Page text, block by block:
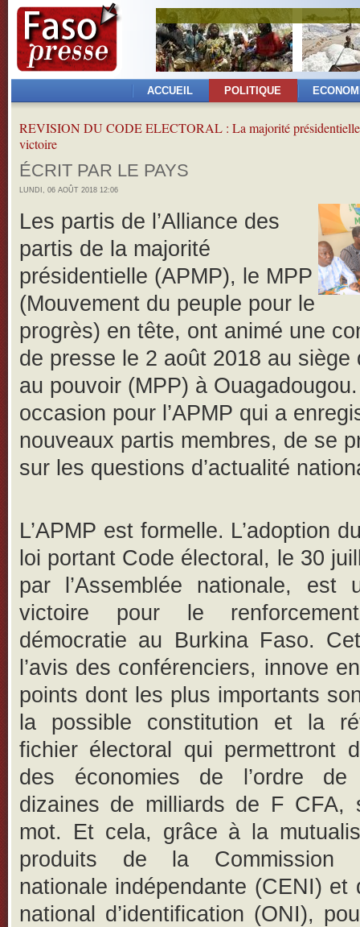
ACCUEIL POLITIQUE
REVISION DU CODE ELECTORAL : La majorité
victoire
ÉCRIT PAR LE PAYS
LUNDI, 06 AOÛT 2018 12:06
Les partis de l’Alliance des
partis de la majorité
présidentielle (APMP), le MPP
(Mouvement du peuple pour le
progrès) en tête, ont animé une
de presse le 2 août 2018 au siège
au pouvoir (MPP) à
occasion pour l’APMP qui a
nouveaux partis membres, de se
sur les questions d’actualité
L’APMP est formelle. L’adoption
loi portant Code électoral, le 30
par l’Assemblée nationale, est
victoire pour le
démocratie au Burkina Faso.
l’avis des conférenciers, innove
points dont les plus importants
la possible constitution et la
fichier électoral qui permettront
des économies de l’ordre de
dizaines de milliards de F CFA,
mot. Et cela, grâce à la
produits de la Commission
nationale indépendante (CENI) et
national d’identification (ONI),